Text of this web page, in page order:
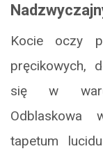
Kocie oczy
pręcikowych,
się w
Odblaskowa
tapetum